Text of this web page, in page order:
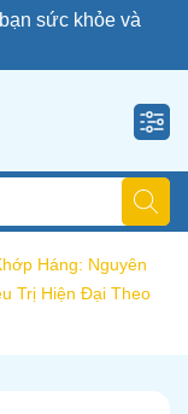
sức khỏe và
Háng: Nguyên
Trị Hiện Đại Theo